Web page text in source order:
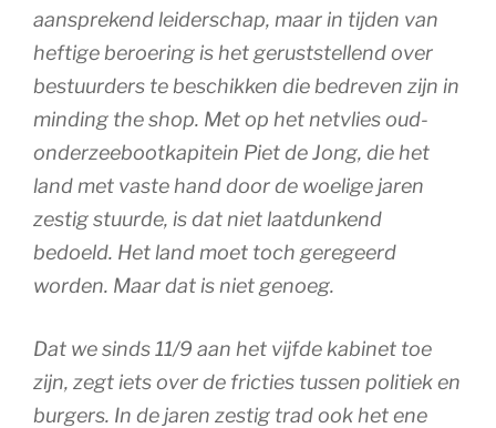
aansprekend leiderschap, maar in tijden van
heftige beroering is het geruststellend over
bestuurders te beschikken die bedreven zijn in
minding the shop. Met op het netvlies oud-
onderzeebootkapitein Piet de Jong, die het
land met vaste hand door de woelige jaren
zestig stuurde, is dat niet laatdunkend
bedoeld. Het land moet toch geregeerd
worden. Maar dat is niet genoeg.
Dat we sinds 11/9 aan het vijfde kabinet toe
zijn, zegt iets over de fricties tussen politiek en
burgers. In de jaren zestig trad ook het ene